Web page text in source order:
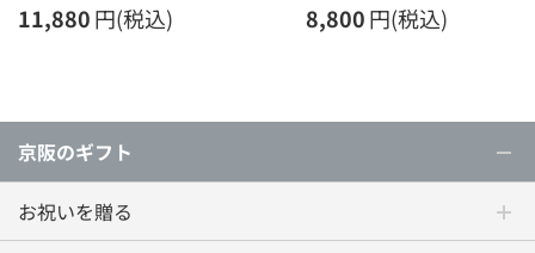
11,880円(税込) 8,800円(税込)
京阪のギフト
お祝いを贈る